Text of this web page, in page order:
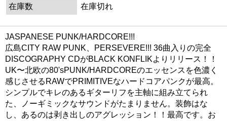
在庫数
在庫切れ
JASPANESE PUNK/HARDCORE!!!
広島CITY RAW PUNK、PERSEVERE!!! 36曲入りの完全
DISCOGRAPHY CDがBLACK KONFLIKよりリリース！！
UK〜北欧の80'sPUNK/HARDCOREのエッセンスを色濃く
感じさせるRAWでPRIMITIVEなハードコアパンクが最高。
シンプルでキレのあるギターリフを主軸に組み立てられ
た、ノーギミックなサウンドがたまりません。装飾はな
し、あるのは剥き出しのアグレッション！！最高です。お